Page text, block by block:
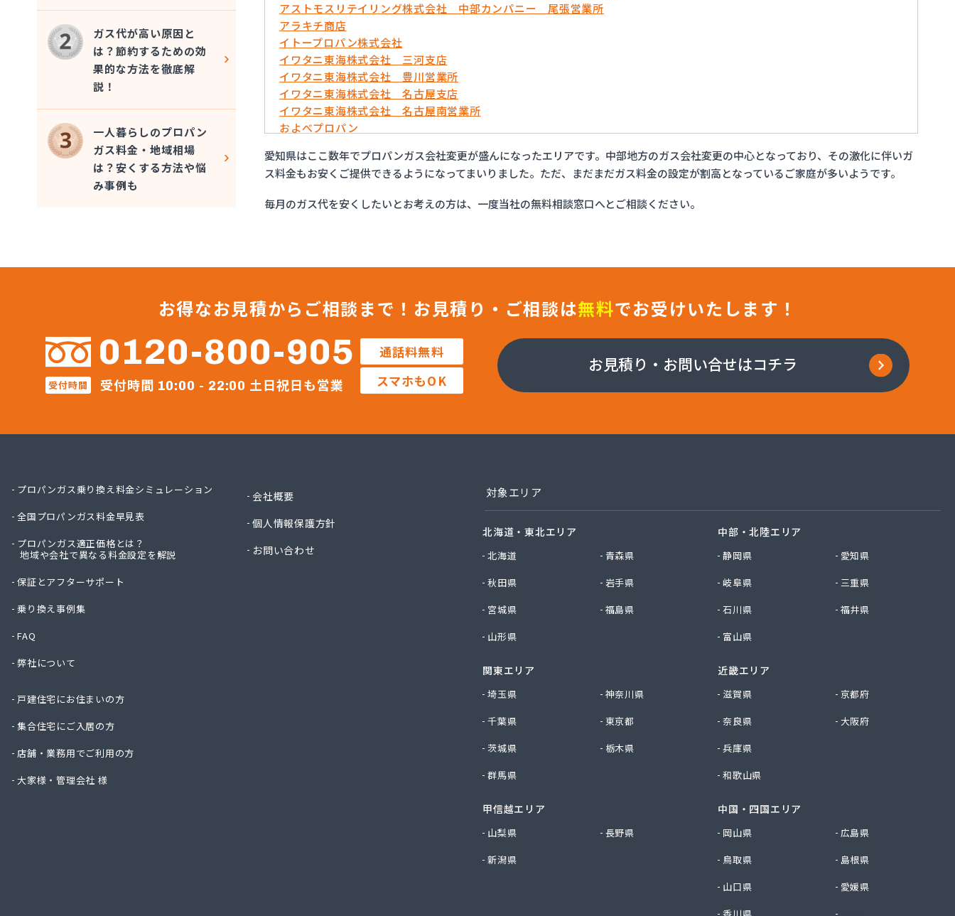
アストモスリテイリング株式会社 中部カンパニー 尾張営業所
アラキチ商店
イトープロパン株式会社
イワタニ東海株式会社 三河支店
イワタニ東海株式会社 豊川営業所
イワタニ東海株式会社 名古屋支店
イワタニ東海株式会社 名古屋南営業所
およべプロパン
ガステックサービス株式会社 安城営業所
ガステックサービス株式会社 西三河支店
ガステックサービス株式会社 岡崎営業所
ガステックサービス株式会社 蒲郡営業所
ガステックサービス株式会社 西尾営業所
ガステックサービス株式会社 尾張支店 春日井営業所
ガステックサービス株式会社 豊川営業所
カネテン商店
かね安商店
カネ庄津島店
サンダイ燃料店
ダイイチガスコム株式会社 尾張営業所
チリウヒーターサービス
ニイミガス株式会社
ニイミ産業株式会社 ホームガス 名古屋西営業所
愛知県はここ数年でプロパンガス会社変更が盛んになったエリアです。中部地方のガス会社変更の中心となっており、その激化に伴いガ
ス料金もお安くご提供できるようになってまいりました。ただ、まだまだガス料金の設定が割高となっているご家庭が多いようです。
毎月のガス代を安くしたいとお考えの方は、一度当社の無料相談窓口へとご相談ください。
ガス代が高い原因と
は？節約するための効
果的な方法を徹底解
説！
一人暮らしのプロパン
ガス料金・地域相場
は？安くする方法や悩
み事例も
お得なお見積からご相談まで！ お見積り・ご相談は無料でお受けいたします！
0120-800-905
受付時間 受付時間 10:00 - 22:00 土日祝日も営業
通話料無料
スマホもOK
お見積り・お問い合せはコチラ
プロパンガス乗り換え料金シミュレーション
全国プロパンガス料金早見表
プロパンガス適正価格とは？
地域や会社で異なる料金設定を解説
保証とアフターサポート
乗り換え事例集
FAQ
弊社について
戸建住宅にお住まいの方
集合住宅にご入居の方
店舗・業務用でご利用の方
大家様・管理会社 様
会社概要
個人情報保護方針
お問い合わせ
対象エリア
北海道・東北エリア
北海道
青森県
秋田県
岩手県
宮城県
福島県
山形県
関東エリア
埼玉県
神奈川県
千葉県
東京都
茨城県
栃木県
群馬県
甲信越エリア
山梨県
長野県
新潟県
中部・北陸エリア
静岡県
愛知県
岐阜県
三重県
石川県
福井県
富山県
近畿エリア
滋賀県
京都府
奈良県
大阪府
兵庫県
和歌山県
中国・四国エリア
岡山県
広島県
鳥取県
島根県
山口県
愛媛県